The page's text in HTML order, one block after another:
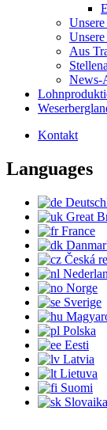
Aus
News-
Kontakt
Languages
Great
France
Česká
Norge
Sverige
Polska
Eesti
Latvia
Lietuva
Suomi
Slovaika